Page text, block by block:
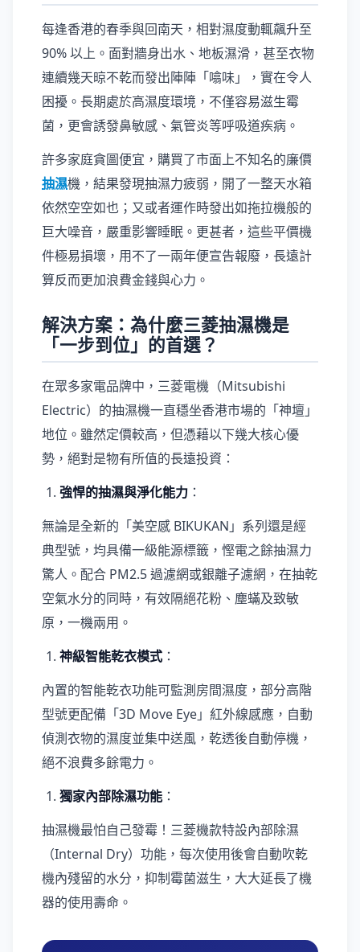
每逢香港的春季與回南天，相對濕度動輒飆升至
90% 以上。面對牆身出水、地板濕滑，甚至衣物
連續幾天晾不乾而發出陣陣「噏味」，實在令人
困擾。長期處於高濕度環境，不僅容易滋生霉
菌，更會誘發鼻敏感、氣管炎等呼吸道疾病。
許多家庭貪圖便宜，購買了市面上不知名的廉價
抽濕機，結果發現抽濕力疲弱，開了一整天水箱
依然空空如也；又或者運作時發出如拖拉機般的
巨大噪音，嚴重影響睡眠。更甚者，這些平價機
件極易損壞，用不了一兩年便宣告報廢，長遠計
算反而更加浪費金錢與心力。
解決方案：為什麼三菱抽濕機是
「一步到位」的首選？
在眾多家電品牌中，三菱電機（Mitsubishi
Electric）的抽濕機一直穩坐香港市場的「神壇」
地位。雖然定價較高，但憑藉以下幾大核心優
勢，絕對是物有所值的長遠投資：
強悍的抽濕與淨化能力 ：
無論是全新的「美空感 BIKUKAN」系列還是經
典型號，均具備一級能源標籤，慳電之餘抽濕力
驚人。配合 PM2.5 過濾網或銀離子濾網，在抽乾
空氣水分的同時，有效隔絕花粉、塵蟎及致敏
原，一機兩用。
神級智能乾衣模式 ：
內置的智能乾衣功能可監測房間濕度，部分高階
型號更配備「3D Move Eye」紅外線感應，自動
偵測衣物的濕度並集中送風，乾透後自動停機，
絕不浪費多餘電力。
獨家內部除濕功能 ：
抽濕機最怕自己發霉！三菱機款特設內部除濕
（Internal Dry）功能，每次使用後會自動吹乾
機內殘留的水分，抑制霉菌滋生，大大延長了機
器的使用壽命。